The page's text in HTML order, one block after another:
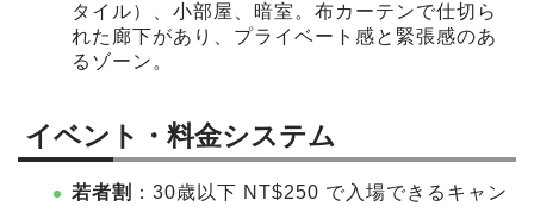
タイル）、小部屋、暗室。布カーテンで仕切ら
れた廊下があり、プライベート感と緊張感のあ
るゾーン。
イベント・料金システム
若者割 ：30歳以下 NT$250 で入場できるキャン